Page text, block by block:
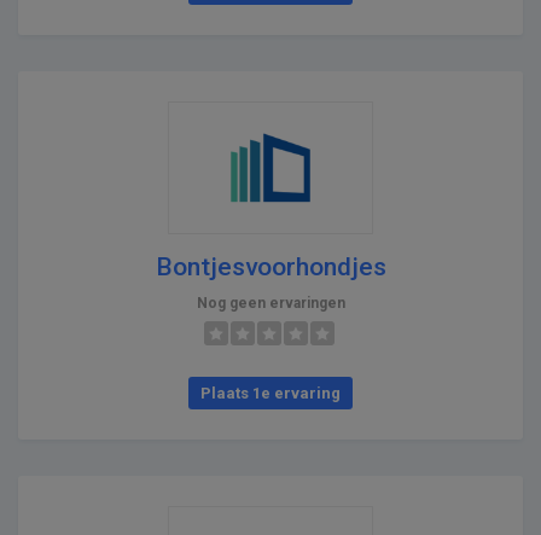
Bontjesvoorhondjes
Nog geen ervaringen
Plaats 1e ervaring